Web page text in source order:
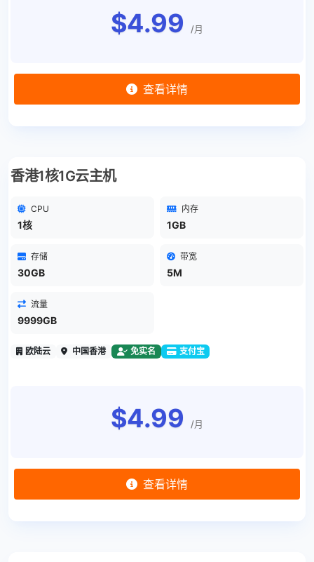
$4.99 /月
查看详情
香港1核1G云主机
CPU
1核
内存
1GB
存储
30GB
带宽
5M
流量
9999GB
欧陆云 中国香港 免实名 支付宝
$4.99 /月
查看详情